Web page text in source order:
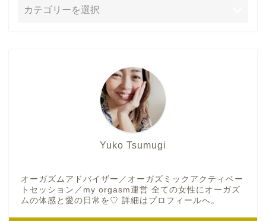
Yuko Tsumugi
オーガズムアドバイザー／オーガズミックアクティベー
トセッション／my orgasm運営 全ての女性にオーガズ
ムの体感と愛の日常を♡ 詳細はプロフィールへ。